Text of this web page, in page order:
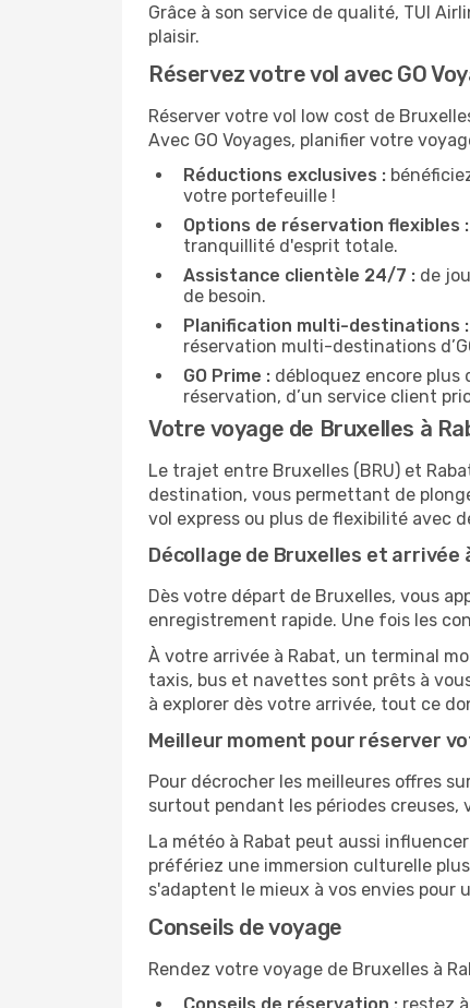
Grâce à son service de qualité, TUI
plaisir.
Réservez votre vol avec GO
Réserver votre vol low cost de
Avec GO Voyages, planifier votre
Réductions exclusives :
votre portefeuille !
Options de réservation flexibles :
tranquillité d'esprit totale.
Assistance clientèle 24/7 : de
de besoin.
Planification multi-destinations :
réservation multi-destinations
GO Prime : débloquez encore plus
réservation, d’un service client
Votre voyage de Bruxelles à
Le trajet entre Bruxelles (BRU) et
destination, vous permettant de
vol express ou plus de flexibilité avec
Décollage de Bruxelles et arrivée
Dès votre départ de Bruxelles, vous
enregistrement rapide. Une fois les
À votre arrivée à Rabat, un terminal
taxis, bus et navettes sont prêts à
à explorer dès votre arrivée, tout ce
Meilleur moment pour réserver
Pour décrocher les meilleures offres
surtout pendant les périodes
La météo à Rabat peut aussi
préfériez une immersion culturelle
s'adaptent le mieux à vos envies pour
Conseils de voyage
Rendez votre voyage de Bruxelles à